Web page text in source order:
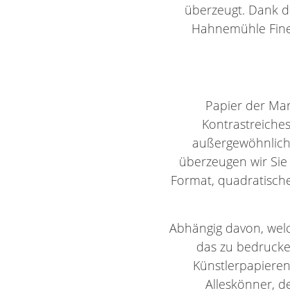
überzeugt. Dank
Hahnemühle
Papier der
überzeugen wir
Format,
Abhängig davon,
das zu
Alleskönner,